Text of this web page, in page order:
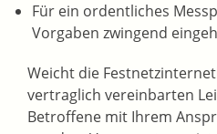
Für ein ordentliches
Vorgaben zwingend
Weicht die
vertraglich vereinbarten
Betroffene mit Ihrem